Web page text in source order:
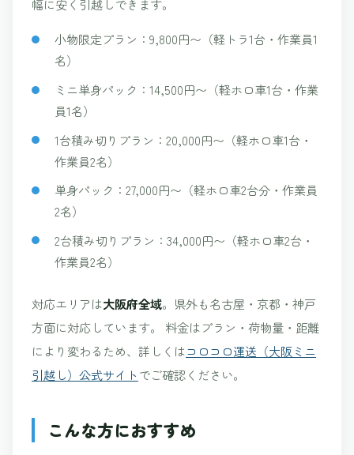
幅に安く引越しできます。
小物限定プラン：9,800円〜（軽トラ1台・作業員1
名）
ミニ単身パック：14,500円〜（軽ホロ車1台・作業
員1名）
1台積み切りプラン：20,000円〜（軽ホロ車1台・
作業員2名）
単身パック：27,000円〜（軽ホロ車2台分・作業員
2名）
2台積み切りプラン：34,000円〜（軽ホロ車2台・
作業員2名）
対応エリアは大阪府全域。県外も名古屋・京都・神戸
方面に対応しています。 料金はプラン・荷物量・距離
により変わるため、詳しくはコロコロ運送（大阪ミニ
引越し）公式サイト でご確認ください。
こんな方におすすめ